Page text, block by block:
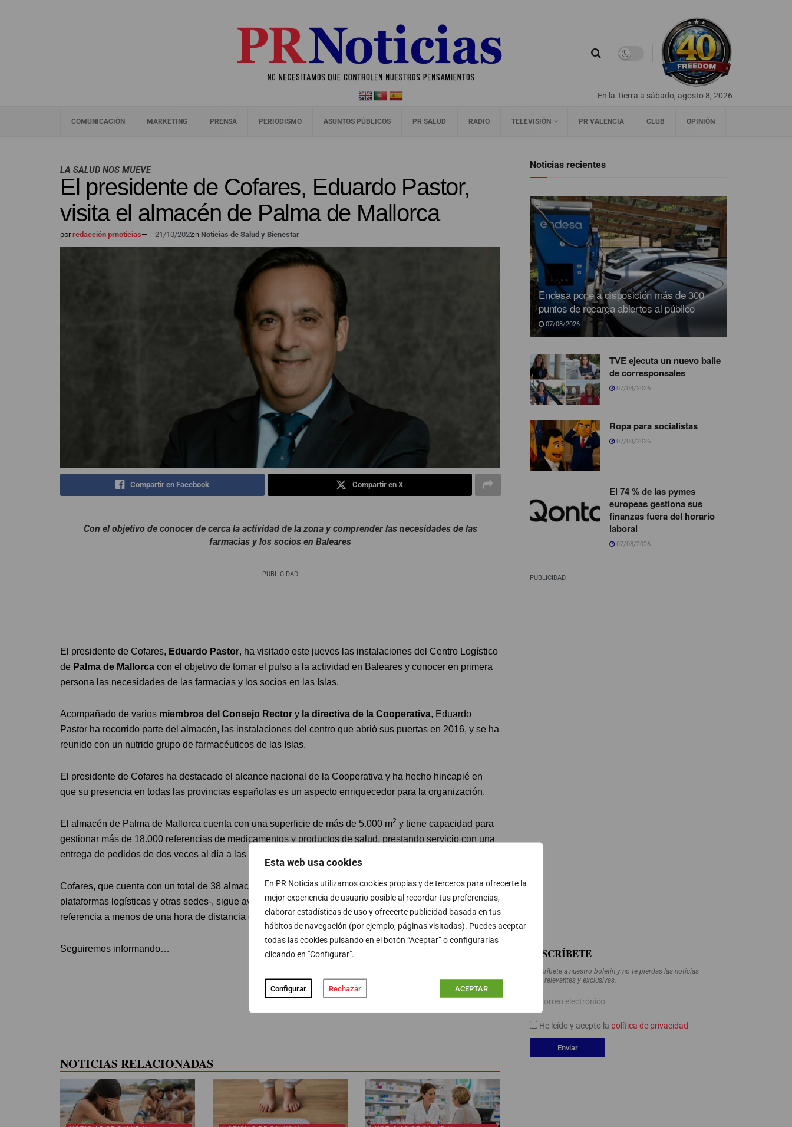
Esta web usa cookies
En PR Noticias utilizamos cookies propias y de terceros para ofrecerte la
mejor experiencia de usuario posible al recordar tus preferencias,
elaborar estadísticas de uso y ofrecerte publicidad basada en tus
hábitos de navegación (por ejemplo, páginas visitadas). Puedes aceptar
todas las cookies pulsando en el botón “Aceptar” o configurarlas
clicando en "Configurar".
Configurar Rechazar ACEPTAR
En la Tierra a sábado, agosto 8, 2026
COMUNICACIÓN MARKETING PRENSA PERIODISMO ASUNTOS PÚBLICOS PR SALUD RADIO TELEVISIÓN PR VALENCIA CLUB OPINIÓN
LA SALUD NOS MUEVE
El presidente de Cofares, Eduardo Pastor,
visita el almacén de Palma de Mallorca
porredacción prnoticias— 21/10/2022en Noticias de Salud y Bienestar
Compartir en Facebook Compartir en X
Con el objetivo de conocer de cerca la actividad de la zona y comprender las necesidades de las
farmacias y los socios en Baleares
PUBLICIDAD
El presidente de Cofares, Eduardo Pastor, ha visitado este jueves las instalaciones del Centro Logístico
de Palma de Mallorca con el objetivo de tomar el pulso a la actividad en Baleares y conocer en primera
persona las necesidades de las farmacias y los socios en las Islas.
Acompañado de varios miembros del Consejo Rector y la directiva de la Cooperativa, Eduardo
Pastor ha recorrido parte del almacén, las instalaciones del centro que abrió sus puertas en 2016, y se ha
reunido con un nutrido grupo de farmacéuticos de las Islas.
El presidente de Cofares ha destacado el alcance nacional de la Cooperativa y ha hecho hincapié en
que su presencia en todas las provincias españolas es un aspecto enriquecedor para la organización.
El almacén de Palma de Mallorca cuenta con una superficie de más de 5.000 m2 y tiene capacidad para
gestionar más de 18.000 referencias de medicamentos y productos de salud, prestando servicio con una
entrega de pedidos de dos veces al día a las más de 400 farmacias de las Islas Baleares.
Cofares, que cuenta con un total de 38 almacenes a nivel nacional -43 teniendo en cuenta las
plataformas logísticas y otras sedes-, sigue avanzando en su plan para contar con un centro logístico de
referencia a menos de una hora de distancia de cada farmacia.
Seguiremos informando…
NOTICIAS RELACIONADAS
Noticias recientes
Endesa pone a disposición más de 300
puntos de recarga abiertos al público
07/08/2026
TVE ejecuta un nuevo baile
de corresponsales
07/08/2026
Ropa para socialistas
07/08/2026
El 74 % de las pymes
europeas gestiona sus
finanzas fuera del horario
laboral
07/08/2026
PUBLICIDAD
SUSCRÍBETE
Suscríbete a nuestro boletín y no te pierdas las noticias
más relevantes y exclusivas.
He leído y acepto la política de privacidad
Enviar